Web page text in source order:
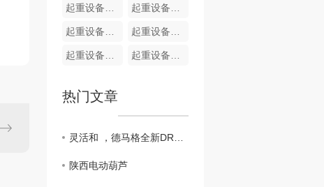
起重设备现场维修 起重设备现场维修
起重设备现场维修 起重设备现场维修
起重设备现场维修 起重设备现场维修
热门文章
灵活和 ，德马格全新DRC-D3无线遥控器
陕西电动葫芦